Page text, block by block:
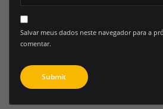
Salvar meus dados neste navegador para a
comentar.